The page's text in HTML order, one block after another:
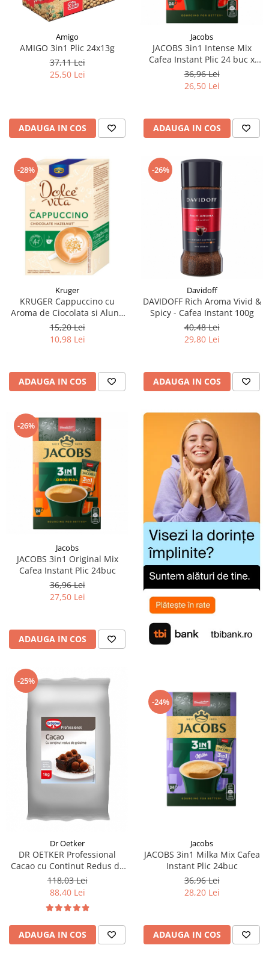
Amigo
AMIGO 3in1 Plic 24x13g
37,11 Lei
25,50 Lei
ADAUGA IN COS
Jacobs
JACOBS 3in1 Intense Mix
Cafea Instant Plic 24 buc x
11.1g
36,96 Lei
26,50 Lei
ADAUGA IN COS
-28%
Kruger
KRUGER Cappuccino cu
Aroma de Ciocolata si Alune
Plic 10x12.5g
15,20 Lei
10,98 Lei
ADAUGA IN COS
-26%
Davidoff
DAVIDOFF Rich Aroma Vivid &
Spicy - Cafea Instant 100g
40,48 Lei
29,80 Lei
ADAUGA IN COS
-26%
Jacobs
JACOBS 3in1 Original Mix
Cafea Instant Plic 24buc
36,96 Lei
27,50 Lei
ADAUGA IN COS
-25%
Dr Oetker
DR OETKER Professional
Cacao cu Continut Redus de
Grasime 1Kg
118,03 Lei
88,40 Lei
ADAUGA IN COS
-24%
Jacobs
JACOBS 3in1 Milka Mix Cafea
Instant Plic 24buc
36,96 Lei
28,20 Lei
ADAUGA IN COS